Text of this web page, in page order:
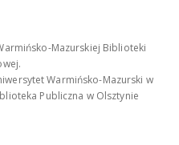
Mazurskiej Biblioteki
Warmińsko-Mazurski w
Publiczna w Olsztynie